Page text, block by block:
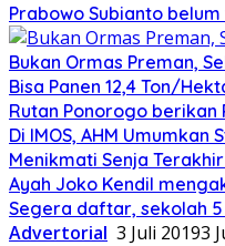
Prabowo Subianto
Bukan Ormas Preman,
Bisa Panen 12,4 Ton/
Rutan Ponorogo berikan
Di IMOS, AHM
Menikmati Senja
Ayah Joko Kendil
Segera daftar, sekolah
Advertorial 3 Juli 20193